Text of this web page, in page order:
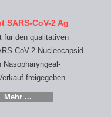
SARS-CoV-2 Ag
für den qualitativen
CoV-2 Nucleocapsid
Nasopharyngeal-
freigegeben
Mehr ...